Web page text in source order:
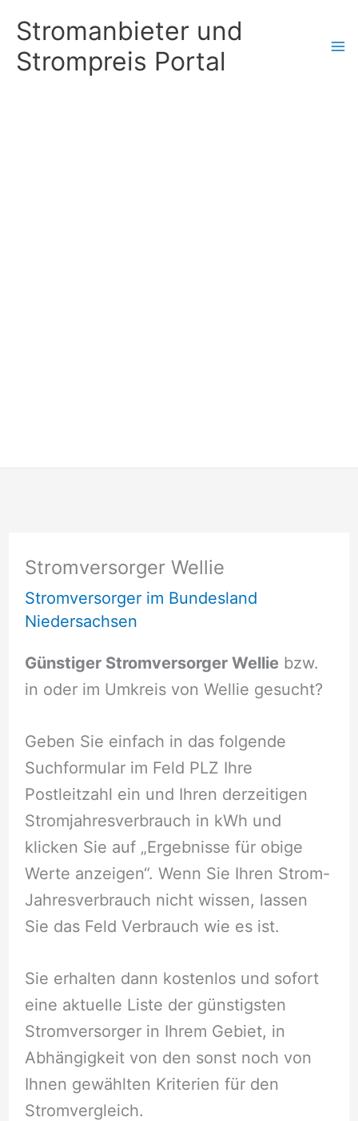
Inhalt
springen
Stromanbieter und
Strompreis Portal
Stromversorger Wellie
Stromversorger im Bundesland
Niedersachsen
Günstiger Stromversorger Welliebzw.
in oder im Umkreis von Wellie gesucht?
Geben Sie einfach in das folgende
Suchformular im Feld PLZ Ihre
Postleitzahl ein und Ihren derzeitigen
Stromjahresverbrauch in kWh und
klicken Sie auf „Ergebnisse für obige
Werte anzeigen“. Wenn Sie Ihren Strom-
Jahresverbrauch nicht wissen, lassen
Sie das Feld Verbrauch wie es ist.
Sie erhalten dann kostenlos und sofort
eine aktuelle Liste der günstigsten
Stromversorger in Ihrem Gebiet, in
Abhängigkeit von den sonst noch von
Ihnen gewählten Kriterien für den
Stromvergleich.